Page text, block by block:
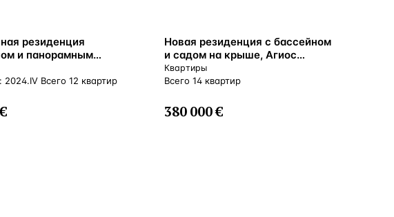
резиденция
и панорамным
районе,
Кипр
2024.IV Всего 12 квартир
ВНЖ
Новая резиденция с бассейном
и садом на крыше, Агиос
Афанасиос, Кипр
Квартиры
Всего 14 квартир
380 000 €